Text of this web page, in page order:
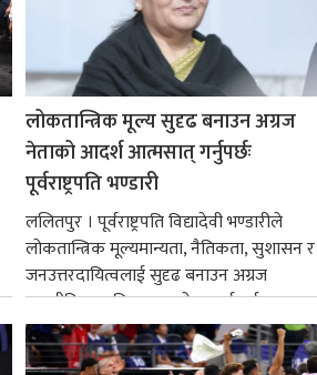
लोकतान्त्रिक मूल्य सुदृढ बनाउन अग्रज
नेताको आदर्श आत्मसात् गर्नुपर्छः
पूर्वराष्ट्रपति भण्डारी
ललितपुर । पूर्वराष्ट्रपति विद्यादेवी भण्डारीले
लोकतान्त्रिक मूल्यमान्यता, नैतिकता, सुशासन र
जनउत्तरदायित्वलाई सुदृढ बनाउन अग्रज
राजनीतिक व्यक्तित्वहरूको आदर्शलाई
गर्न आवश्यक...